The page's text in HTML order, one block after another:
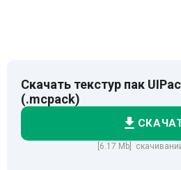
Скачать текстур пак
(.mcpack)
[6.17 Mb]